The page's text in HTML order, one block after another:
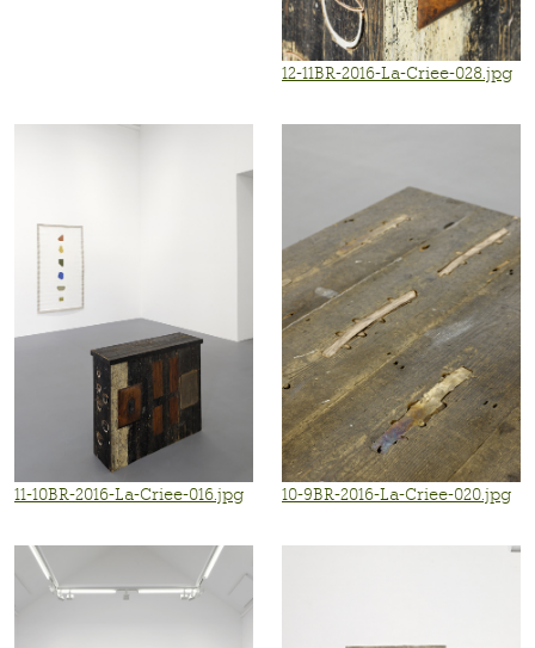
12-11BR-2016-La-Criee-028.jpg
11-10BR-2016-La-Criee-016.jpg 10-9BR-2016-La-Criee-020.jpg